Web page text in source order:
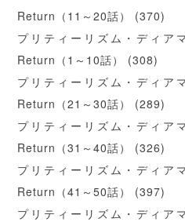
Return（11～20話）
(370)
プリティーリズム・ディア
Return（1～10話）
(308)
プリティーリズム・ディア
Return（21～30話）
(289)
プリティーリズム・ディア
Return（31～40話）
(326)
プリティーリズム・ディア
Return（41～50話）
(397)
プリティーリズム・ディア